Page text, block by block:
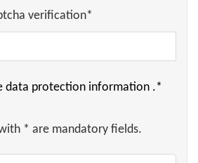
verification*
data protection information .*
* are mandatory fields.